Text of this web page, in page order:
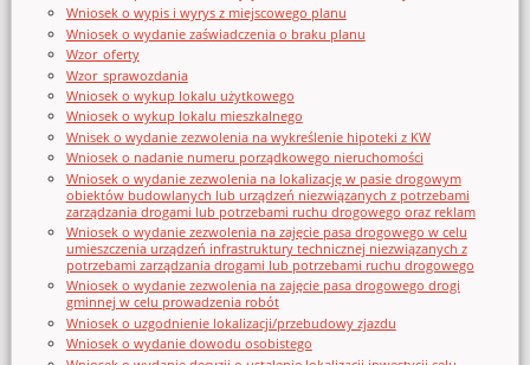
Wniosek o wypis i wyrys z miejscowego planu
Wniosek o wydanie zaświadczenia o braku planu
Wzor_oferty
Wzor_sprawozdania
Wniosek o wykup lokalu użytkowego
Wniosek o wykup lokalu mieszkalnego
Wnisek o wydanie zezwolenia na wykreślenie hipoteki z KW
Wniosek o nadanie numeru porządkowego nieruchomości
Wniosek o wydanie zezwolenia na lokalizację w pasie drogowym
obiektów budowlanych lub urządzeń niezwiązanych z potrzebami
zarządzania drogami lub potrzebami ruchu drogowego oraz reklam
Wniosek o wydanie zezwolenia na zajęcie pasa drogowego w celu
umieszczenia urządzeń infrastruktury technicznej niezwiązanych z
potrzebami zarządzania drogami lub potrzebami ruchu drogowego
Wniosek o wydanie zezwolenia na zajęcie pasa drogowego drogi
gminnej w celu prowadzenia robót
Wniosek o uzgodnienie lokalizacji/przebudowy zjazdu
Wniosek o wydanie dowodu osobistego